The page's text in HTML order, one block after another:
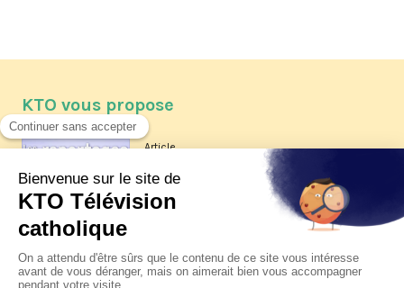
KTO vous propose
Article
Les reportages d'été 2026 de KTO
La visite pastorale du pape Léon
XIV à Assise à suivre sur KTO le
jeudi 6 août